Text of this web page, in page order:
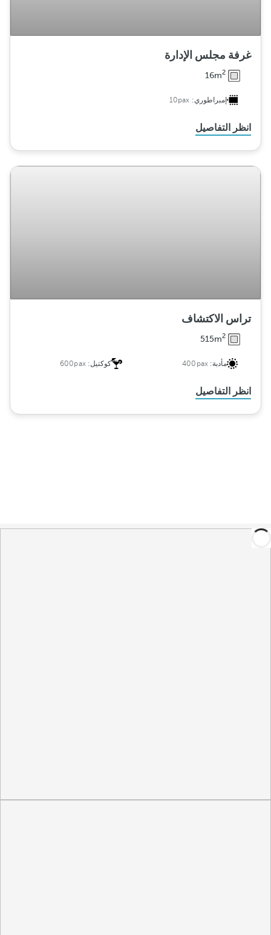
غرفة مجلس الإدارة
16m2
إمبراطوري: 10pax
انظر التفاصيل
تراس الاكتشاف
515m2
مأدبة:400pax كوكتيل:600pax
انظر التفاصيل